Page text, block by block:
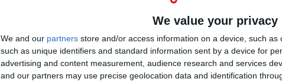
We value your privacy
We and our partners store and/or access information on a device, such as
such as unique identifiers and standard information sent by a device for
advertising and content measurement, audience research and services
and our partners may use precise geolocation data and identification